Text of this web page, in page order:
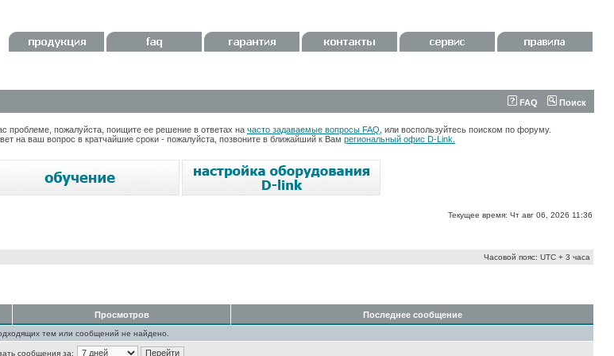
FAQ Поиск
пожалуйста, поищите ее решение в ответах на часто задаваемые вопросы FAQ , или воспользуйтесь поиском по форуму.
на ваш вопрос в кратчайшие сроки - пожалуйста, позвоните в ближайший к Вам региональный офис D-Link.
Текущее время: Чт авг 06, 2026 11:36
Часовой пояс: UTC + 3 часа
Просмотров Последнее сообщение
тем или сообщений не найдено.
сообщения за: